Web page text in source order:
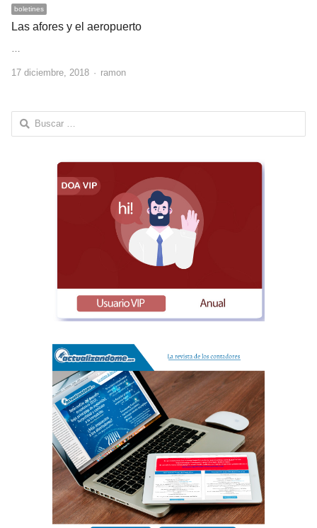
boletines
Las afores y el aeropuerto
17 diciembre, 2018 Author
ramon
Buscar: